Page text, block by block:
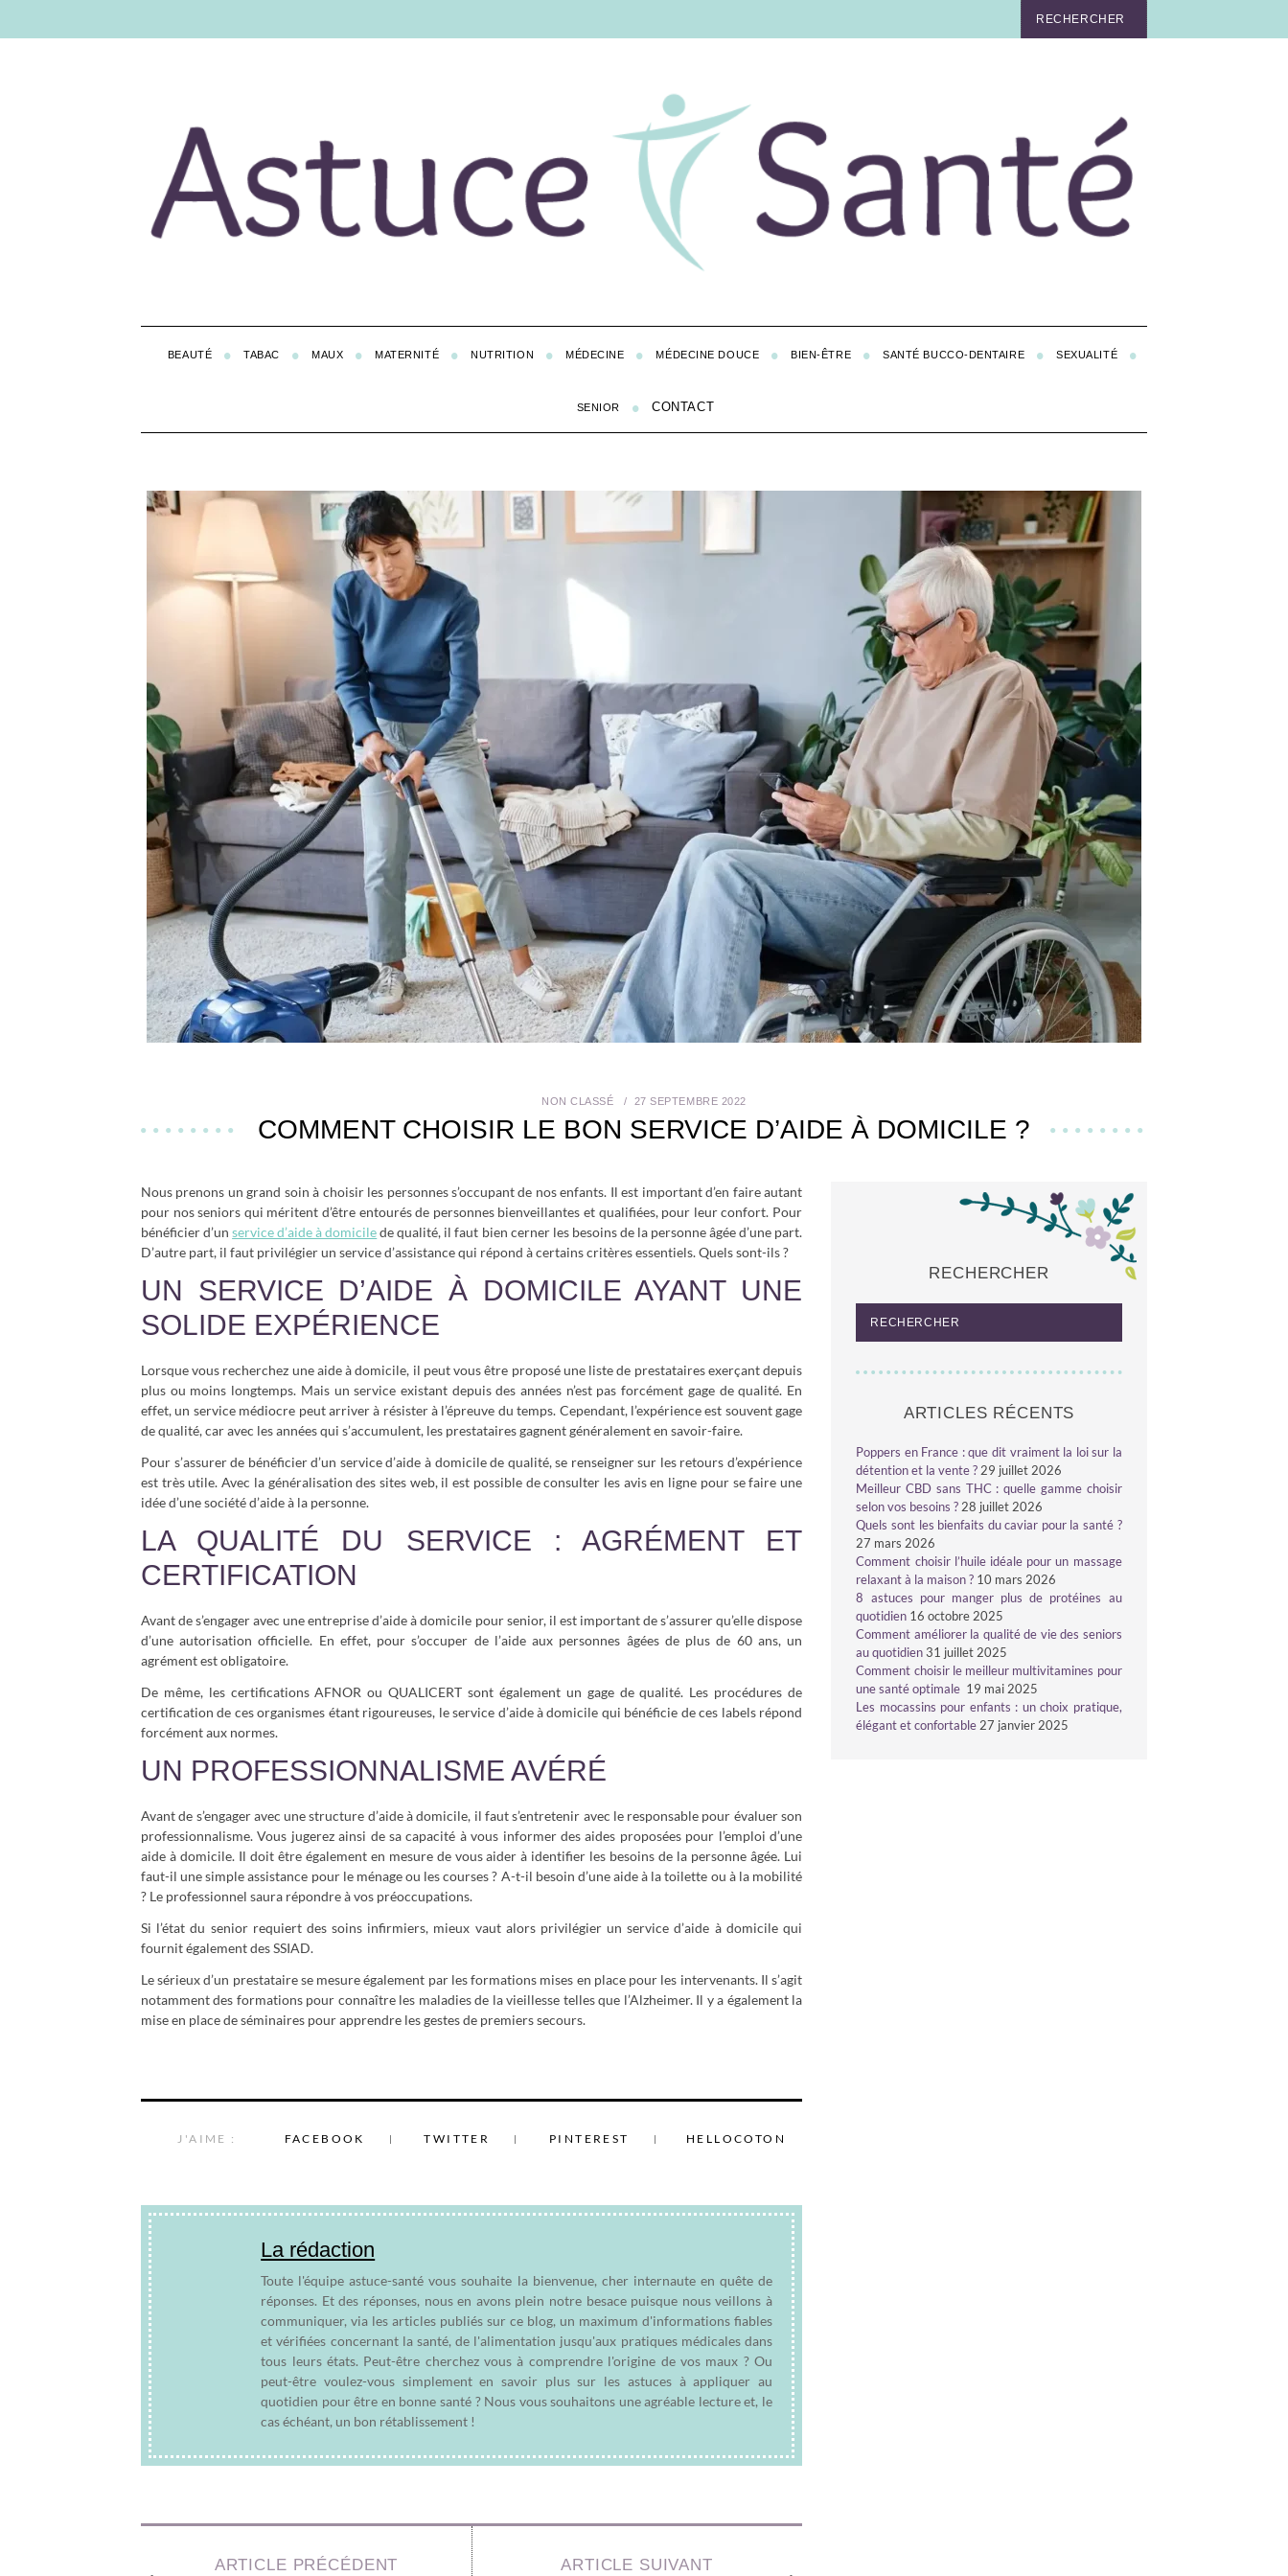
BEAUTÉ TABAC MAUX MATERNITÉ NUTRITION MÉDECINE MÉDECINE DOUCE BIEN-ÊTRE SANTÉ BUCCO-DENTAIRE SEXUALITÉ
SENIOR CONTACT
NON CLASSÉ 27 SEPTEMBRE 2022
COMMENT CHOISIR LE BON SERVICE D’AIDE À DOMICILE ?
Nous prenons un grand soin à choisir les personnes s’occupant de nos enfants. Il est important d’en faire autant
pour nos seniors qui méritent d’être entourés de personnes bienveillantes et qualifiées, pour leur confort. Pour
bénéficier d’unservice d’aide à domicilede qualité, il faut bien cerner les besoins de la personne âgée d’une part.
D’autre part, il faut privilégier un service d’assistance qui répond à certains critères essentiels. Quels sont-ils ?
UN SERVICE D’AIDE À DOMICILE AYANT UNE
SOLIDE EXPÉRIENCE
Lorsque vous recherchez une aide à domicile, il peut vous être proposé une liste de prestataires exerçant depuis
plus ou moins longtemps. Mais un service existant depuis des années n’est pas forcément gage de qualité. En
effet, un service médiocre peut arriver à résister à l’épreuve du temps. Cependant, l’expérience est souvent gage
de qualité, car avec les années qui s’accumulent, les prestataires gagnent généralement en savoir-faire.
Pour s’assurer de bénéficier d’un service d’aide à domicile de qualité, se renseigner sur les retours d’expérience
est très utile. Avec la généralisation des sites web, il est possible de consulter les avis en ligne pour se faire une
idée d’une société d’aide à la personne.
LA QUALITÉ DU SERVICE : AGRÉMENT ET
CERTIFICATION
Avant de s’engager avec une entreprise d’aide à domicile pour senior, il est important de s’assurer qu’elle dispose
d’une autorisation officielle. En effet, pour s’occuper de l’aide aux personnes âgées de plus de 60 ans, un
agrément est obligatoire.
De même, les certifications AFNOR ou QUALICERT sont également un gage de qualité. Les procédures de
certification de ces organismes étant rigoureuses, le service d’aide à domicile qui bénéficie de ces labels répond
forcément aux normes.
UN PROFESSIONNALISME AVÉRÉ
Avant de s’engager avec une structure d’aide à domicile, il faut s’entretenir avec le responsable pour évaluer son
professionnalisme. Vous jugerez ainsi de sa capacité à vous informer des aides proposées pour l’emploi d’une
aide à domicile. Il doit être également en mesure de vous aider à identifier les besoins de la personne âgée. Lui
faut-il une simple assistance pour le ménage ou les courses ? A-t-il besoin d’une aide à la toilette ou à la mobilité
? Le professionnel saura répondre à vos préoccupations.
Si l’état du senior requiert des soins infirmiers, mieux vaut alors privilégier un service d’aide à domicile qui
fournit également des SSIAD.
Le sérieux d’un prestataire se mesure également par les formations mises en place pour les intervenants. Il s’agit
notamment des formations pour connaître les maladies de la vieillesse telles que l’Alzheimer. Il y a également la
mise en place de séminaires pour apprendre les gestes de premiers secours.
J'AIME : FACEBOOK TWITTER PINTEREST HELLOCOTON
La rédaction
Toute l'équipe astuce-santé vous souhaite la bienvenue, cher internaute en quête de
réponses. Et des réponses, nous en avons plein notre besace puisque nous veillons à
communiquer, via les articles publiés sur ce blog, un maximum d'informations fiables
et vérifiées concernant la santé, de l'alimentation jusqu'aux pratiques médicales dans
tous leurs états. Peut-être cherchez vous à comprendre l'origine de vos maux ? Ou
peut-être voulez-vous simplement en savoir plus sur les astuces à appliquer au
quotidien pour être en bonne santé ? Nous vous souhaitons une agréable lecture et, le
cas échéant, un bon rétablissement !
ARTICLE PRÉCÉDENT ARTICLE SUIVANT
RECHERCHER
ARTICLES RÉCENTS
Poppers en France : que dit vraiment la loi sur la
détention et la vente ? 29 juillet 2026
Meilleur CBD sans THC : quelle gamme choisir
selon vos besoins ? 28 juillet 2026
Quels sont les bienfaits du caviar pour la santé ?
27 mars 2026
Comment choisir l’huile idéale pour un massage
relaxant à la maison ? 10 mars 2026
8 astuces pour manger plus de protéines au
quotidien 16 octobre 2025
Comment améliorer la qualité de vie des seniors
au quotidien 31 juillet 2025
Comment choisir le meilleur multivitamines pour
une santé optimale 19 mai 2025
Les mocassins pour enfants : un choix pratique,
élégant et confortable 27 janvier 2025